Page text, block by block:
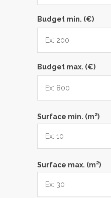
Budget min. (€)
Budget max. (€)
Surface min. (m2)
Surface max. (m2)